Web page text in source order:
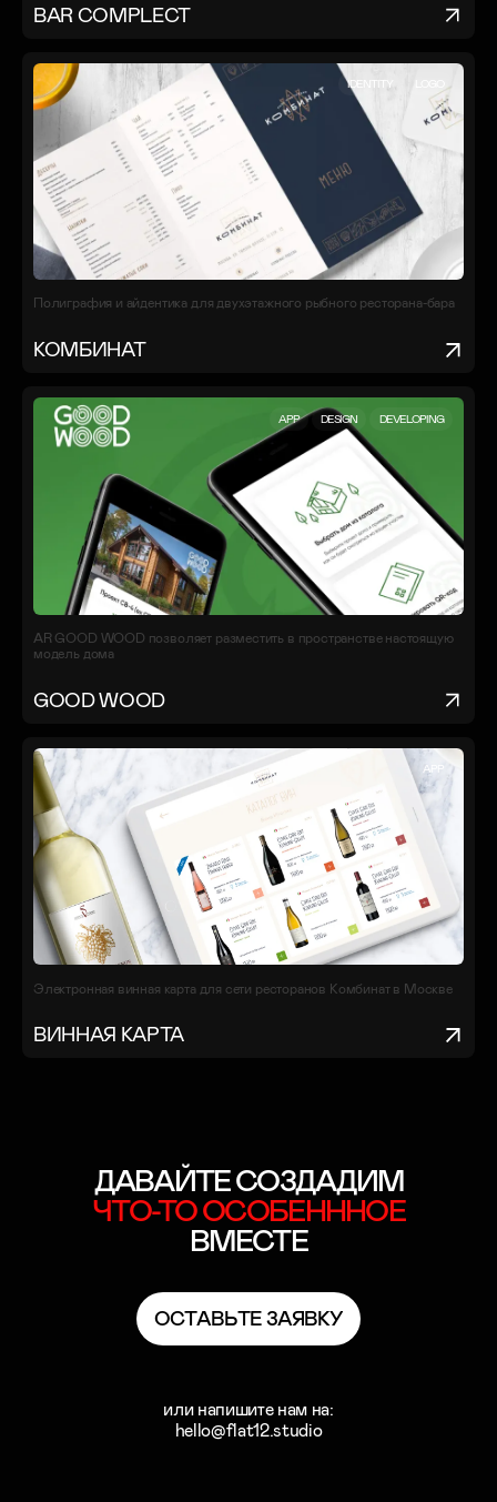
BAR COMPLECT
IDENTITY
Полиграфия и айдентика для двухэтажного рыбного ресторана-бара
КОМБИНАТ
APP DESIGN DEVELOPING
AR GOOD WOOD позволяет разместить в пространстве настоящую
модель дома
GOOD WOOD
APP
Электронная винная карта для сети ресторанов Комбинат в Москве
ВИННАЯ КАРТА
ДАВАЙТЕ СОЗДАДИМ
ЧТО-ТООСОБЕНННОЕ
ВМЕСТЕ
ОСТАВЬТЕЗАЯВКУ
или напишите нам на:
hello@flat12.studio